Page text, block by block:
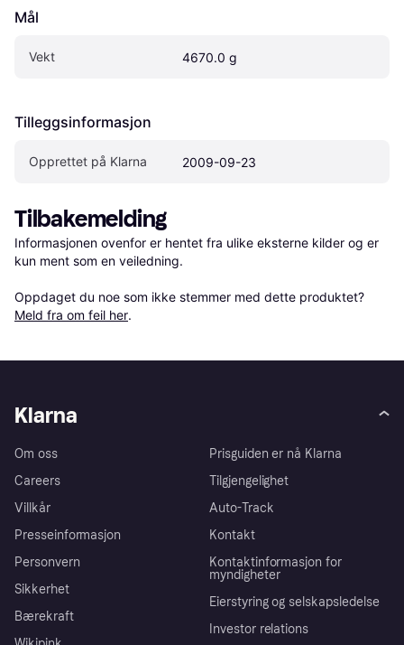
Mål
Vekt 4670.0 g
Tilleggsinformasjon
Opprettet på Klarna 2009-09-23
Tilbakemelding
Informasjonen ovenfor er hentet fra ulike eksterne kilder og er
kun ment som en veiledning.
Oppdaget du noe som ikke stemmer med dette produktet?
Meld fra om feil her.
Klarna
Om oss
Careers
Villkår
Presseinformasjon
Personvern
Sikkerhet
Bærekraft
Prisguiden er nå Klarna
Tilgjengelighet
Auto-Track
Kontakt
Kontaktinformasjon for
myndigheter
Eierstyring og selskapsledelse
Investor relations